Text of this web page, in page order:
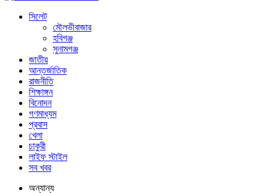
সিলেট
মৌলভীবাজার
হবিগঞ্জ
সুনামগঞ্জ
জাতীয়
আন্তর্জাতিক
রাজনীতি
শিক্ষাঙ্গন
বিনোদন
গণমাধ্যম
প্রবাস
খেলা
চাকুরী
লাইফ স্টাইল
সব খবর
অন্যান্য